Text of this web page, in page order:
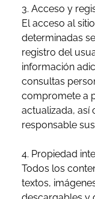
3. Acceso y
El acceso al
determinadas
registro del
información
consultas
compromete a
actualizada, así
responsable
4. Propiedad
Todos los
textos,